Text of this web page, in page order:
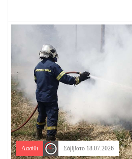
Λασίθι Σάββατο 18.07.2026